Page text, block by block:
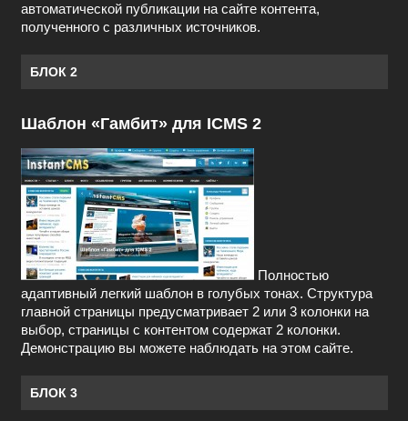
автоматической публикации на сайте контента,
полученного с различных источников.
БЛОК 2
Шаблон «Гамбит» для ICMS 2
Полностью
адаптивный легкий шаблон в голубых тонах. Структура
главной страницы предусматривает 2 или 3 колонки на
выбор, страницы с контентом содержат 2 колонки.
Демонстрацию вы можете наблюдать на этом сайте.
БЛОК 3